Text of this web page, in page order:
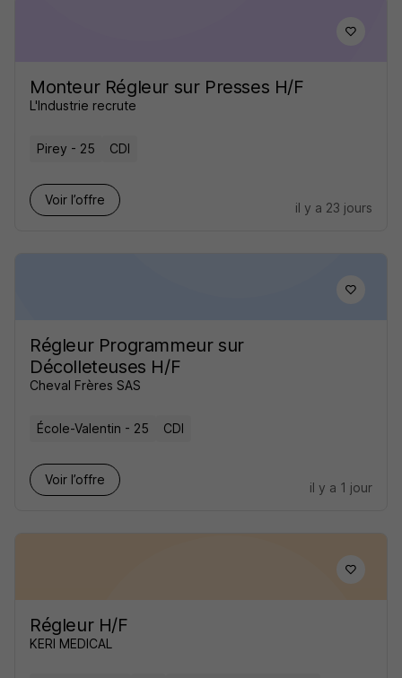
Monteur Régleur sur Presses H/F
L'Industrie recrute
Pirey - 25 CDI
Voir l’offre
il y a 23 jours
Régleur Programmeur sur
Décolleteuses H/F
Cheval Frères SAS
École-Valentin - 25 CDI
Voir l’offre
il y a 1 jour
Régleur H/F
KERI MEDICAL